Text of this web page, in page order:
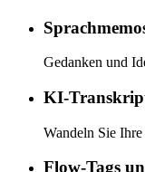
Gedanken und
KI-
Wandeln Sie
Flow-Tags